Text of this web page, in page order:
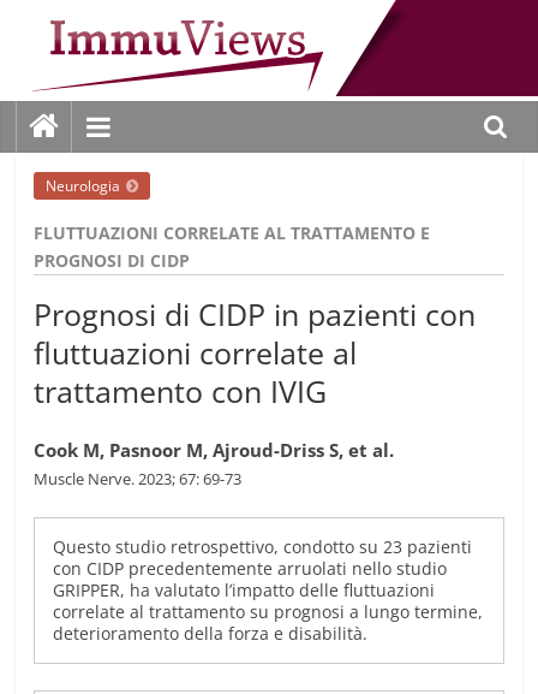
ImmuViews
Neurologia
FLUTTUAZIONI CORRELATE AL TRATTAMENTO E
PROGNOSI DI CIDP
Prognosi di CIDP in pazienti con
fluttuazioni correlate al
trattamento con IVIG
Cook M, Pasnoor M, Ajroud-Driss S, et al.
Muscle Nerve. 2023; 67: 69-73
Questo studio retrospettivo, condotto su 23 pazienti
con CIDP precedentemente arruolati nello studio
GRIPPER, ha valutato l’impatto delle fluttuazioni
correlate al trattamento su prognosi a lungo termine,
deterioramento della forza e disabilità.